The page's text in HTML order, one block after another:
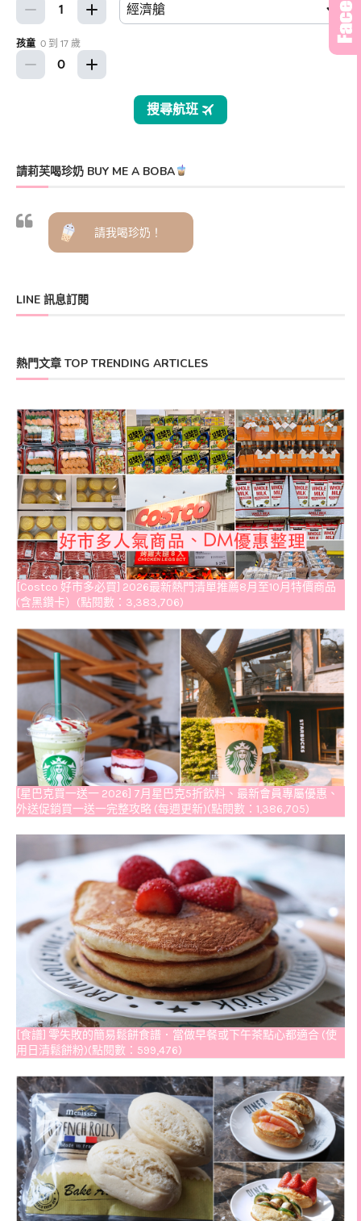
請莉芙喝珍奶 BUY ME A BOBA
請我喝珍奶！
LINE 訊息訂閱
熱門文章 TOP TRENDING ARTICLES
[Costco 好市多必買] 2026最新熱門清單推薦8月至10月特價商品
(含黑鑽卡）(點閱數：3,383,706)
[星巴克買一送一 2026] 7月星巴克5折飲料、最新會員專屬優惠、
外送促銷買一送一完整攻略 (每週更新)(點閱數：1,386,705)
[食譜] 零失敗的簡易鬆餅食譜．當做早餐或下午茶點心都適合 (使
用日清鬆餅粉)(點閱數：599,476)